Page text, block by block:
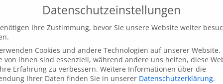
Datenschutzeinstellungen
Ihre Zustimmung, bevor Sie unsere Website weiter
Cookies und andere Technologien auf unserer Website.
von ihnen sind essenziell, während andere uns helfen, diese
Erfahrung zu verbessern. Weitere Informationen über die
Ihrer Daten finden Sie in unserer Datenschutzerklärung.